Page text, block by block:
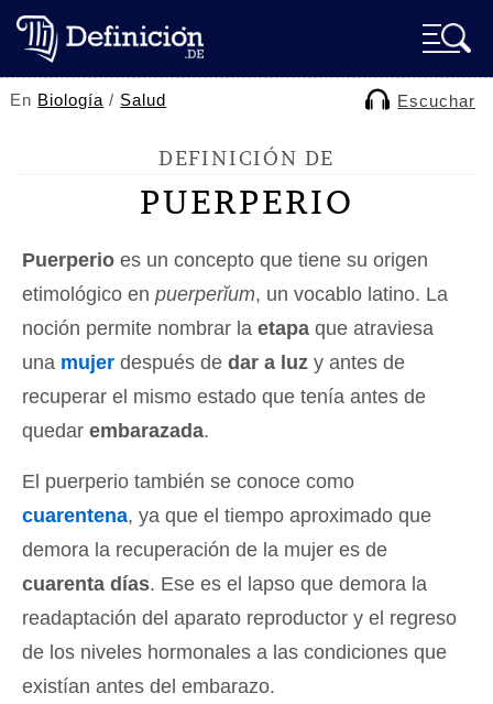
En Biología / Salud Escuchar
DEFINICIÓN DE
PUERPERIO
Puerperio es un concepto que tiene su origen
etimológico en puerperĭum, un vocablo latino. La
noción permite nombrar la etapa que atraviesa
una mujer después de dar a luz y antes de
recuperar el mismo estado que tenía antes de
quedar embarazada.
El puerperio también se conoce como
cuarentena, ya que el tiempo aproximado que
demora la recuperación de la mujer es de
cuarenta días. Ese es el lapso que demora la
readaptación del aparato reproductor y el regreso
de los niveles hormonales a las condiciones que
existían antes del embarazo.